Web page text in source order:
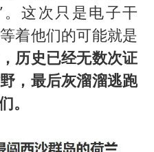
这次只是电子干
着他们的可能就是
历史已经无数次证
，最后灰溜溜逃跑
。